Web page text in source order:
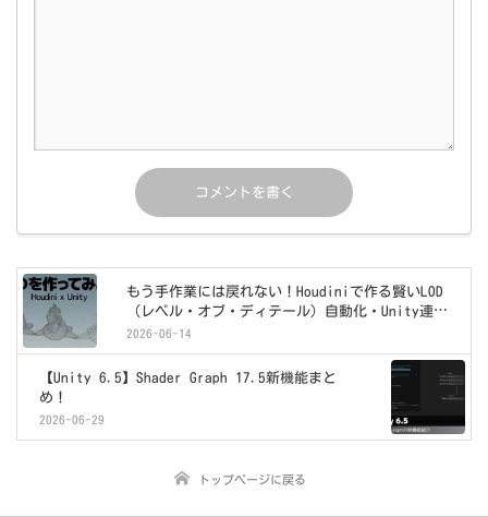
もう手作業には戻れない！Houdiniで作る賢いLOD
（レベル・オブ・ディテール）自動化・Unity連携
構築術
2026-06-14
【Unity 6.5】Shader Graph 17.5新機能まと
め！
2026-06-29
トップページに戻る